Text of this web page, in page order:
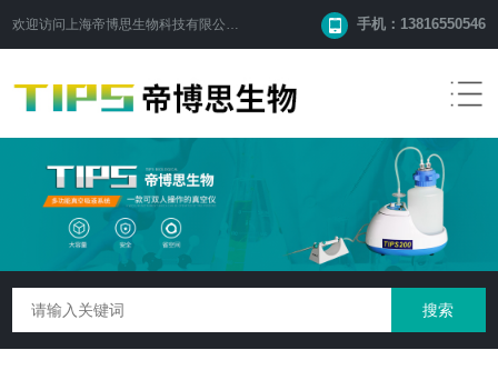
欢迎访问 上海帝博思生物科技有限公司 手机：13816550546